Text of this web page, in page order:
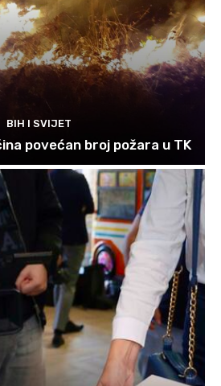
BIH I SVIJET
povećan broj požara u TK